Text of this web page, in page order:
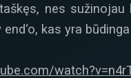
nes
kas yra